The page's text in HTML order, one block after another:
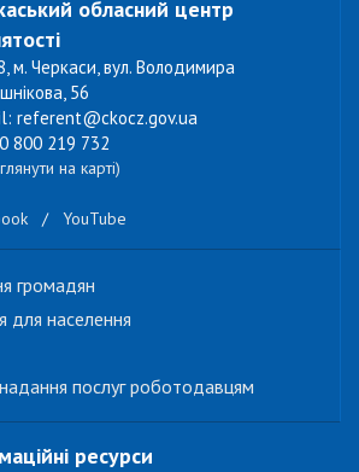
обласний центр
м. Черкаси, вул. Володимира
56
referent@ckocz.gov.ua
800 219 732
на карті)
/ YouTube
громадян
для населення
послуг роботодавцям
ресурси